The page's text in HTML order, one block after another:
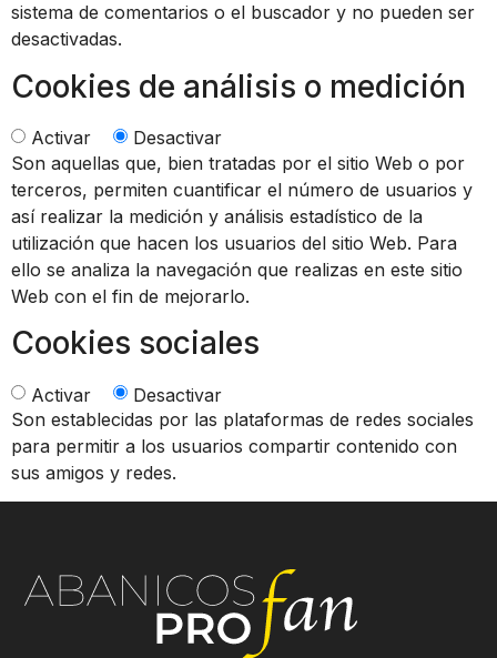
sistema de comentarios o el buscador y no pueden ser
desactivadas.
Cookies de análisis o medición
Activar
Desactivar
Son aquellas que, bien tratadas por el sitio Web o por
terceros, permiten cuantificar el número de usuarios y
así realizar la medición y análisis estadístico de la
utilización que hacen los usuarios del sitio Web. Para
ello se analiza la navegación que realizas en este sitio
Web con el fin de mejorarlo.
Cookies sociales
Activar
Desactivar
Son establecidas por las plataformas de redes sociales
para permitir a los usuarios compartir contenido con
sus amigos y redes.